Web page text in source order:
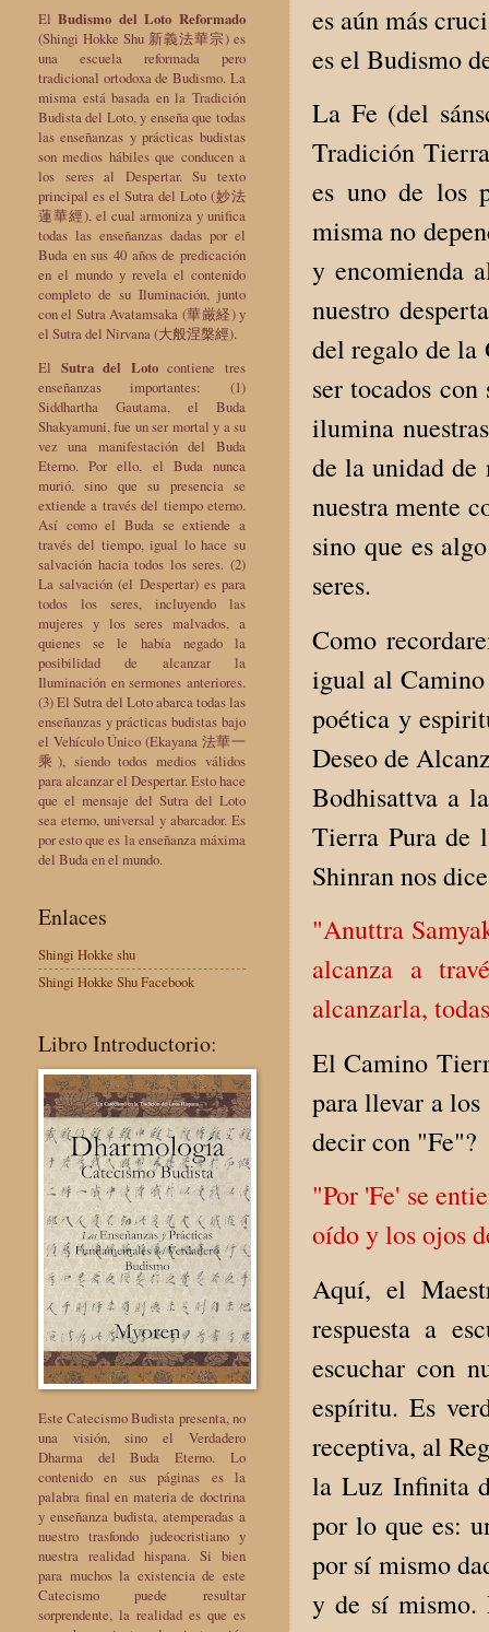
es aún más
es el Budismo
La Fe (del
Tradición
es uno de los
misma no
y encomienda
nuestro
del regalo de la
ser tocados
ilumina
de la unidad de
nuestra mente
sino que es
seres.
Como
igual al
poética y
Deseo de
Bodhisattva a
Tierra Pura de
Shinran nos
"Anuttra
alcanza a
alcanzarla,
El Camino
para llevar a
decir con "Fe"?
"Por 'Fe' se
oído y los ojos
Aquí, el
respuesta a
escuchar con
espíritu. Es
receptiva, al
la Luz Infinita
por lo que es:
por sí mismo
y de sí mismo.
ElBudismo del Loto Reformado
(Shingi Hokke Shu 新義法華宗) es
una escuela reformada pero
tradicional ortodoxa de Budismo. La
misma está basada en la Tradición
Budista del Loto, y enseña que todas
las enseñanzas y prácticas budistas
son medios hábiles que conducen a
los seres al Despertar. Su texto
principal es el Sutra del Loto (妙法
蓮華經), el cual armoniza y unifica
todas las enseñanzas dadas por el
Buda en sus 40 años de predicación
en el mundo y revela el contenido
completo de su Iluminación, junto
con el Sutra Avatamsaka (華厳経) y
el Sutra del Nirvana (大般涅槃經).
El Sutra del Lotocontiene tres
enseñanzas importantes: (1)
Siddhartha Gautama, el Buda
Shakyamuni, fue un ser mortal y a su
vez una manifestación del Buda
Eterno. Por ello, el Buda nunca
murió, sino que su presencia se
extiende a través del tiempo eterno.
Así como el Buda se extiende a
través del tiempo, igual lo hace su
salvación hacia todos los seres. (2)
La salvación (el Despertar) es para
todos los seres, incluyendo las
mujeres y los seres malvados, a
quienes se le había negado la
posibilidad de alcanzar la
Iluminación en sermones anteriores.
(3) El Sutra del Loto abarca todas las
enseñanzas y prácticas budistas bajo
el Vehículo Único (Ekayana 法華一
乘), siendo todos medios válidos
para alcanzar el Despertar. Esto hace
que el mensaje del Sutra del Loto
sea eterno, universal y abarcador. Es
por esto que es la enseñanza máxima
del Buda en el mundo.
Enlaces
Shingi Hokke shu
Shingi Hokke Shu Facebook
Libro Introductorio:
Este Catecismo Budista presenta, no
una visión, sino el Verdadero
Dharma del Buda Eterno. Lo
contenido en sus páginas es la
palabra final en materia de doctrina
y enseñanza budista, atemperadas a
nuestro trasfondo judeocristiano y
nuestra realidad hispana. Si bien
para muchos la existencia de este
Catecismo puede resultar
sorprendente, la realidad es que es